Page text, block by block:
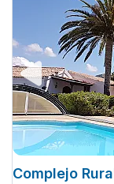
Complejo